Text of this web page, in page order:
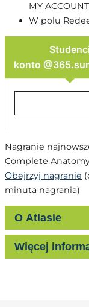
MY
W polu
konto
Nagranie
Complete Anatomy
Obejrzyj nagranie
minuta nagrania)
O Atlasie
Więcej